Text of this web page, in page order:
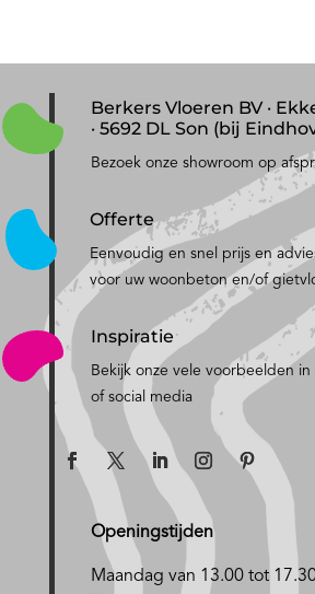
Berkers Vloeren BV ·
· 5692 DL Son (bij
Bezoek onze showroom op
Offerte
Eenvoudig en snel prijs en
voor uw woonbeton en/of
Inspiratie
Bekijk onze vele voorbeelden
of social media
Openingstijden
Maandag van 13.00 tot